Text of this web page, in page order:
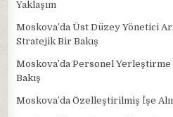
Yaklaşım
Moskova’da Üst Düzey Yönetici
Stratejik Bir Bakış
Moskova’da Personel
Bakış
Moskova’da Özelleştirilmiş İşe